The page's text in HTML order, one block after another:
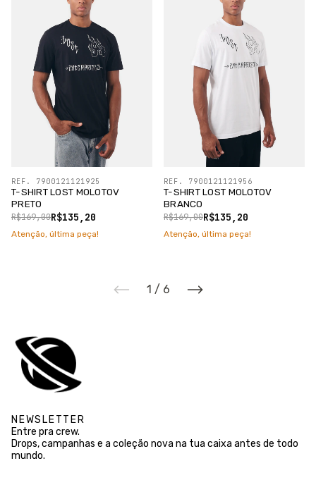
T-SHIRT LOST MOLOTOV
PRETO
R$135,20
R$169,00
REF. 7900121121925
Atenção, última peça!
T-SHIRT LOST MOLOTOV
BRANCO
R$135,20
R$169,00
REF. 7900121121956
Atenção, última peça!
1 / 6
NEWSLETTER
Entre pra crew.
Drops, campanhas e a coleção nova na tua caixa antes de todo
mundo.